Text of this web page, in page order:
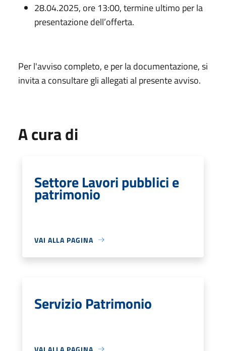
28.04.2025, ore 13:00, termine ultimo per la
presentazione dell’offerta.
Per l'avviso completo, e per la documentazione, si
invita a consultare gli allegati al presente avviso.
A cura di
Settore Lavori pubblici e
patrimonio
VAI ALLA PAGINA
Servizio Patrimonio